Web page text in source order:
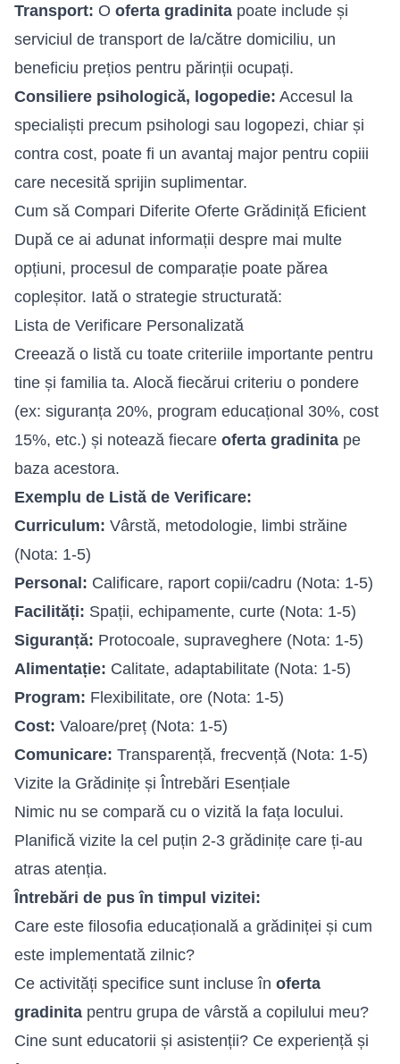
Transport: O oferta gradinita poate include și
serviciul de transport de la/către domiciliu, un
beneficiu prețios pentru părinții ocupați.
Consiliere psihologică, logopedie: Accesul la
specialiști precum psihologi sau logopezi, chiar și
contra cost, poate fi un avantaj major pentru copiii
care necesită sprijin suplimentar.
Cum să Compari Diferite Oferte Grădiniță Eficient
După ce ai adunat informații despre mai multe
opțiuni, procesul de comparație poate părea
copleșitor. Iată o strategie structurată:
Lista de Verificare Personalizată
Creează o listă cu toate criteriile importante pentru
tine și familia ta. Alocă fiecărui criteriu o pondere
(ex: siguranța 20%, program educațional 30%, cost
15%, etc.) și notează fiecare oferta gradinita pe
baza acestora.
Exemplu de Listă de Verificare:
Curriculum: Vârstă, metodologie, limbi străine
(Nota: 1-5)
Personal: Calificare, raport copii/cadru (Nota: 1-5)
Facilități: Spații, echipamente, curte (Nota: 1-5)
Siguranță: Protocoale, supraveghere (Nota: 1-5)
Alimentație: Calitate, adaptabilitate (Nota: 1-5)
Program: Flexibilitate, ore (Nota: 1-5)
Cost: Valoare/preț (Nota: 1-5)
Comunicare: Transparență, frecvență (Nota: 1-5)
Vizite la Grădinițe și Întrebări Esențiale
Nimic nu se compară cu o vizită la fața locului.
Planifică vizite la cel puțin 2-3 grădinițe care ți-au
atras atenția.
Întrebări de pus în timpul vizitei:
Care este filosofia educațională a grădiniței și cum
este implementată zilnic?
Ce activități specifice sunt incluse în oferta
gradinita pentru grupa de vârstă a copilului meu?
Cine sunt educatorii și asistenții? Ce experiență și